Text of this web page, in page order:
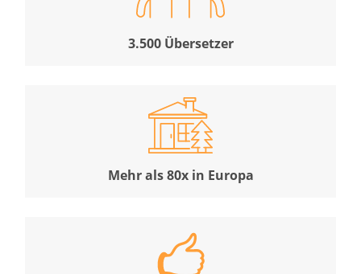
3.500 Übersetzer
Mehr als 80x in Europa